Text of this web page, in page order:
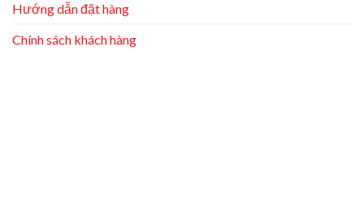
Hướng dẫn đặt hàng
Chính sách khách hàng